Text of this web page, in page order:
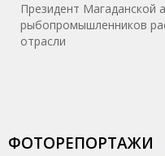
Президент Магаданской
рыбопромышленников
отрасли
ФОТОРЕПОРТАЖИ